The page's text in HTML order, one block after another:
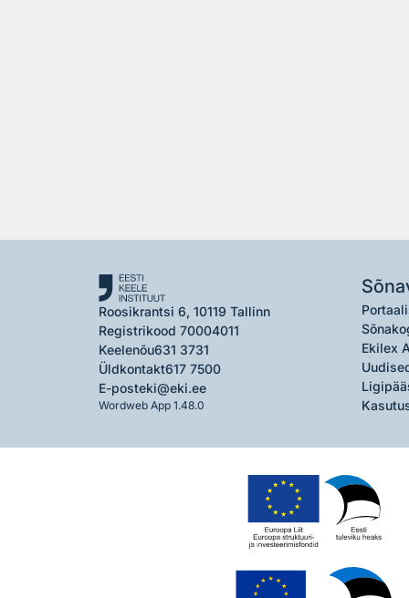
Roosikrantsi 6, 10119 Tallinn
Registrikood 70004011
Keelenõu631 3731
Üldkontakt617 7500
E-posteki@eki.ee
Wordweb App 1.48.0
Ekilex